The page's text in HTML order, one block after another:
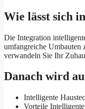
Wie lässt sich
Die Integration
umfangreiche Umbauten
verwandeln Sie Ihr
Danach wird
Intelligente
Vorteile